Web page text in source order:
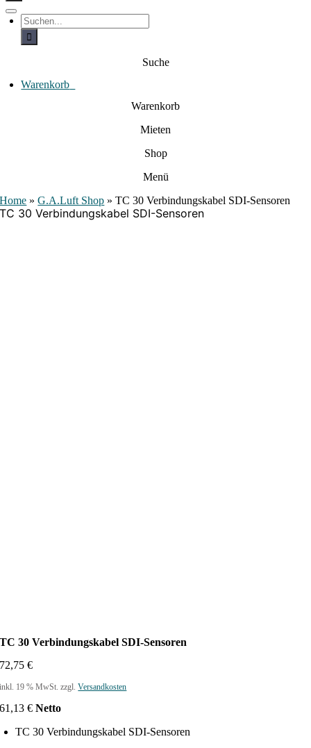
hT
o
a
S
u
h
c
h
Suche
Warenkorb
Warenkorb
Mieten
Shop
Menü
Home »G.A.Luft Shop »TC 30 Verbindungskabel SDI-Sensoren
TC 30 Verbindungskabel SDI-Sensoren
TC 30 Verbindungskabel SDI-Sensoren
72,75€
inkl. 19 % MwSt. zzgl.Versandkosten
61,13€ Netto
TC 30 Verbindungskabel SDI-Sensoren